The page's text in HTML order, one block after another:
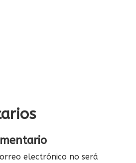
electrónico no será